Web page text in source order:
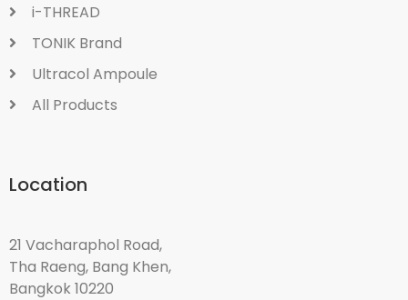
i-THREAD
TONIK Brand
Ultracol Ampoule
All Products
Location
21 Vacharaphol Road,
Tha Raeng, Bang Khen,
Bangkok 10220